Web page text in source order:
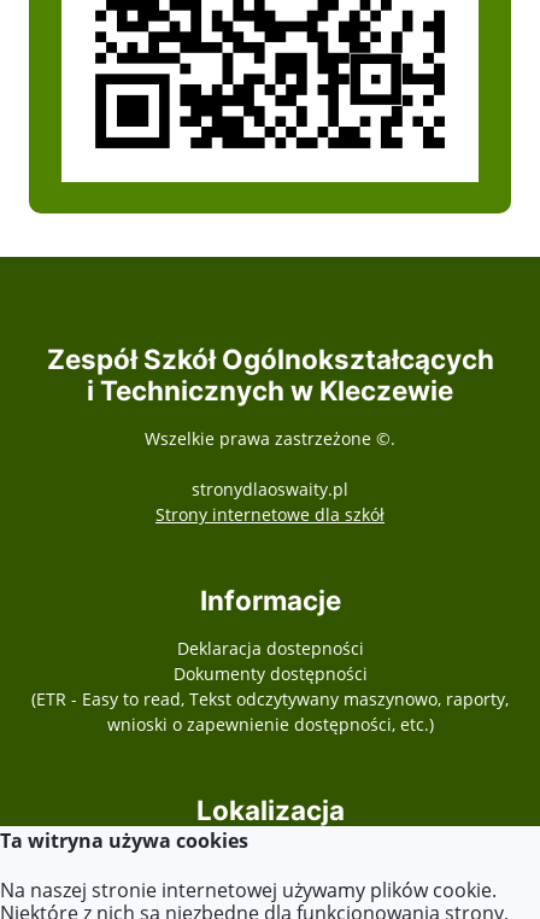
Zespół Szkół Ogólnokształcących
i Technicznych w Kleczewie
Wszelkie prawa zastrzeżone ©.
stronydlaoswaity.pl
Strony internetowe dla szkółotwiera się w
Informacje
Deklaracja dostepności
Dokumenty dostępności
(ETR - Easy to read, Tekst odczytywany maszynowo, raporty,
wnioski o zapewnienie dostępności, etc.)
Lokalizacja
62-540 Kleczew
Ta witryna używa cookies
Na naszej stronie internetowej używamy plików cookie.
Niektóre z nich są niezbędne dla funkcjonowania strony,